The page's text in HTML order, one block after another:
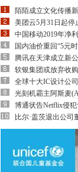
陌陌成立文化传播
美团云5月31日起停
中国移动2019年净
国内油价重回“5元
腾讯在天津成立新
软银集团或放弃收
全球十大IC设计公
光刻机霸主阿斯麦
博通状告Netflix侵
比尔·盖茨退出公司